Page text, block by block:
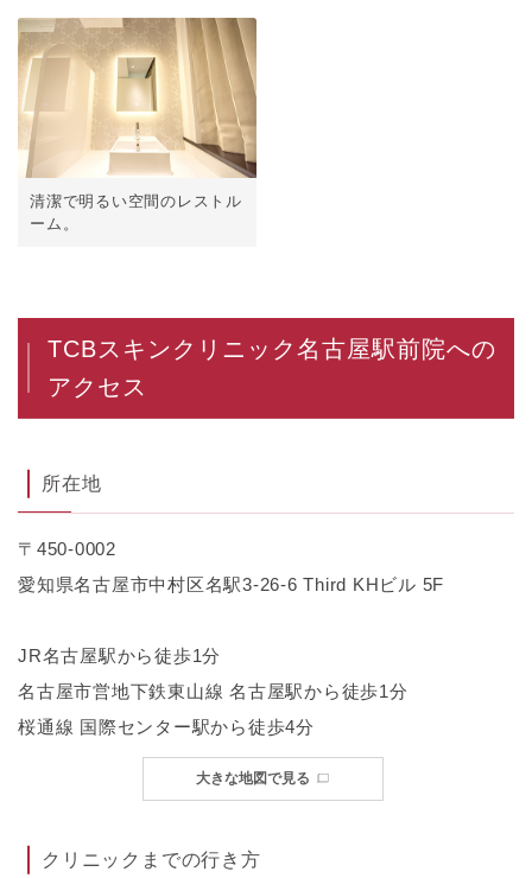
清潔で明るい空間のレストル
ーム。
TCBスキンクリニック名古屋駅前院への
アクセス
所在地
〒450-0002
愛知県名古屋市中村区名駅3-26-6 Third KHビル 5F
JR名古屋駅から徒歩1分
名古屋市営地下鉄東山線 名古屋駅から徒歩1分
桜通線 国際センター駅から徒歩4分
大きな地図で見る
クリニックまでの行き方